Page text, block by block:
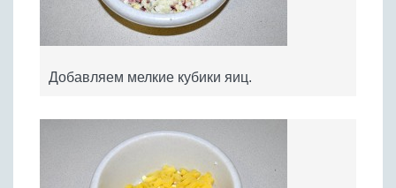
Добавляем мелкие кубики яиц.